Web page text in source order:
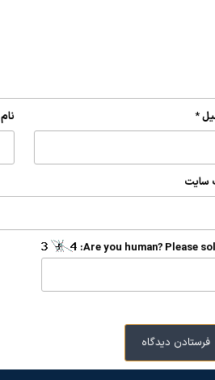
نام *
سایت
Are you human? Please